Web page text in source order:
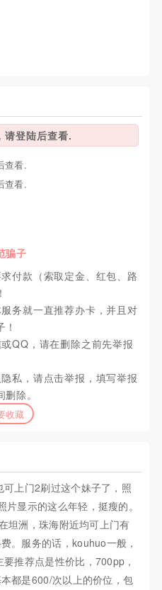
请登陆后查看.
查看.
查看.
骗子
付款（索取定金、红包、路
务就一直推荐办卡，并且对
QQ，请在删除之前先举报
私，请点击举报，填写举报
除。
收藏
上门2刷过这个妹子了，照
显示的这么年轻，挺瘦的。
坦洲，珠海附近均可上门有
。服务的话，kouhuo一般，
推荐点是性价比，700pp，
都是600/次以上的价位，包